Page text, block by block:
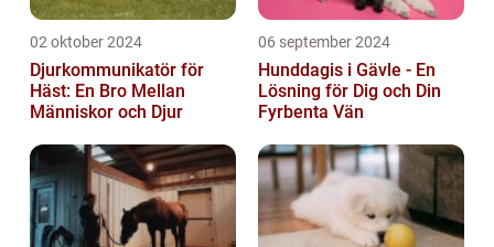
02 oktober 2024
Djurkommunikatör för
Häst: En Bro Mellan
Människor och Djur
06 september 2024
Hunddagis i Gävle - En
Lösning för Dig och Din
Fyrbenta Vän